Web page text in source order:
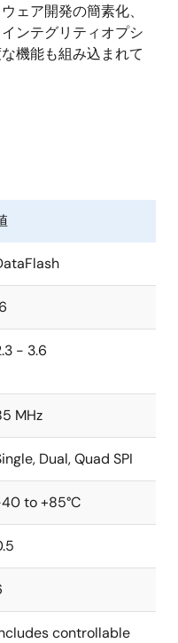
ェア開発の簡素化、
ンテグリティオプシ
機能も組み込まれて
- 3.6
MHz
Dual, Quad SPI
to +85°C
controllable